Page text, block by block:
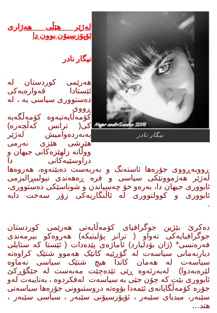
نیگار نادر
لەژێر هێڵی هەژاری
ئۆپۆزسيۆن بوون دا
نیگار نادر
هەرێمی کوردستان لە
ئێستادا قەوارەیەکی
دەستووری سیاسی یە ، لە
ڕووی
کۆمەڵایەتیەوە کۆمەڵگەیە
کی( ترانس کەڵچەرە)
بەبەردەوامیش لەژێر
هێرشی هێزی نەرمی
ووڵاتە زلهێزەکانی جیهان و
دراوسێیەکانی دا
ڕووبەڕووی جۆرەها ئاستەنگ و بەربەست دەبێتەوە، هەروەها
لەژێر هەژموونێکی سیاسی و فرە ڕەهەندی نیولیبڕالیزمی
ئابووری جیهان دا، بەرەو خۆ چەسپاندن و شوناسێکی دەستووری،
ئابووری و کوولتووری لە ئاڵنگاریەکی زۆر سەخت دایە
.
دەکرێ بێژین جوگرافیای کۆمەڵایەتی هەرێمی کوردستان
جوگرافیایەکی تەواو ( ترانز پۆلیتیکە) هەروەکو بیرمەندی
فەرەنسی* (ژان بۆدلیارد) ئاماژەی پێدەدات ( ئێستا کە ستایلی
دیارنەمانی سیاسەت لە گۆڕێیە کاتێک هەموو شتێک کراوەتە
سیاسەت لە هەمان کاتدا هیچ شتێک سیاسی نەماوە
لێرەبەدوا) لەبەرئەوە ڕێی تێدەچێت مەبەست لە جێگۆڕکێ
ئابووری بێت کە چۆن جێی بە سیاسەت لەقکردوە ، بەتایبەت لەو
جۆرە کۆمەڵگایانەی ئێمەدا بۆوەتە دروستبوونی جۆرەها سیاسەتی
سێبەر، میدیای سێبەر ، ئۆپۆزسیۆنی سێبەر ، سیاسی سێبەر ،
هتد…